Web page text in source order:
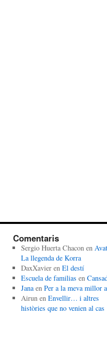
Comentaris
Sergio Huerta Chaconen
La llegenda de Korra
DaxXavieren El destí
Escuela de familias en
Janaen Per a la meva millor
Airunen Envellir… i altres
històries que no venien al cas